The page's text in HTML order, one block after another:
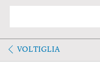
VOLTIGLIA